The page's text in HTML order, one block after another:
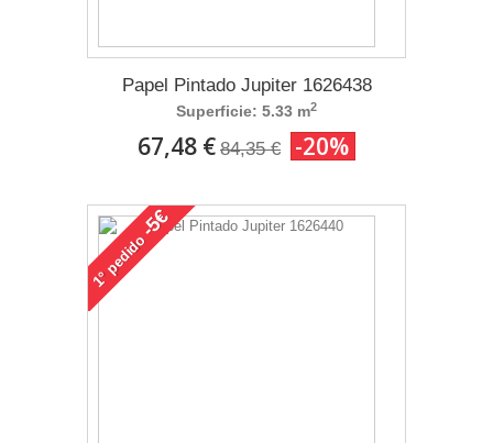
Papel Pintado Jupiter 1626438
Superficie: 5.33 m2
67,48 € 84,35 € -20%
1°
pedido
-5€